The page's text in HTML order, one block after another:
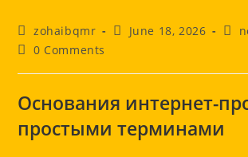
Post
author:
zohaibqmr
PostJune 18, 2026
Post
Post0 Comments
Основания интернет-
простыми терминами